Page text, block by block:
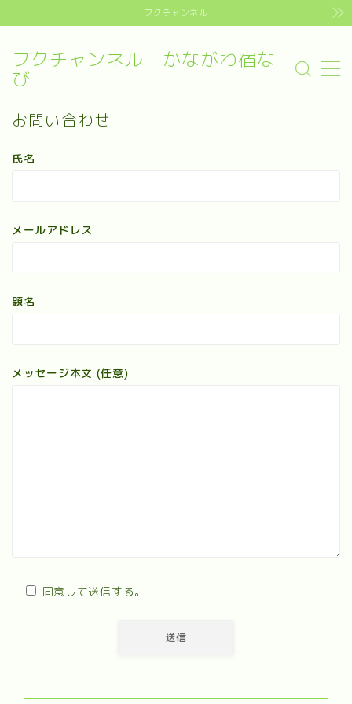
フクチャンネル
フクチャンネル かながわ宿な
び
MENU
Sample Page
デモプリセット記事 #4
利用規約／特定商取引法に基づく表記
有料記事の決済完了ページ
お問い合わせ
氏名
メールアドレス
題名
メッセージ本文 (任意)
同意して送信する。